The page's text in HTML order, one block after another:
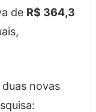
de R$ 364,3
novas